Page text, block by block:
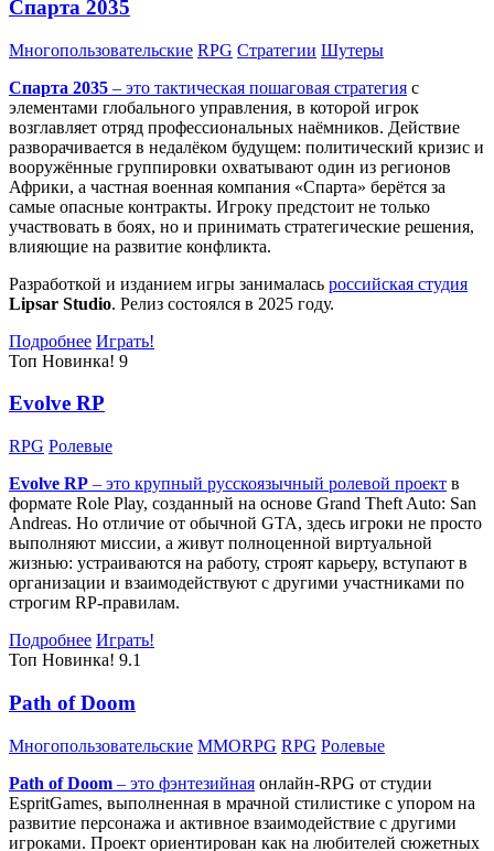
Спарта 2035
Многопользовательские RPG Стратегии Шутеры
Спарта 2035 – это тактическая пошаговая стратегия с
элементами глобального управления, в которой игрок
возглавляет отряд профессиональных наёмников. Действие
разворачивается в недалёком будущем: политический кризис и
вооружённые группировки охватывают один из регионов
Африки, а частная военная компания «Спарта» берётся за
самые опасные контракты. Игроку предстоит не только
участвовать в боях, но и принимать стратегические решения,
влияющие на развитие конфликта.
Разработкой и изданием игры занималась российская студия
Lipsar Studio. Релиз состоялся в 2025 году.
Подробнее Играть!
Топ Новинка! 9
Evolve RP
RPG Ролевые
Evolve RP – это крупный русскоязычный ролевой проект в
формате Role Play, созданный на основе Grand Theft Auto: San
Andreas. Но отличие от обычной GTA, здесь игроки не просто
выполняют миссии, а живут полноценной виртуальной
жизнью: устраиваются на работу, строят карьеру, вступают в
организации и взаимодействуют с другими участниками по
строгим RP-правилам.
Подробнее Играть!
Топ Новинка! 9.1
Path of Doom
Многопользовательские MMORPG RPG Ролевые
Path of Doom – это фэнтезийная онлайн-RPG от студии
EspritGames, выполненная в мрачной стилистике с упором на
развитие персонажа и активное взаимодействие с другими
игроками. Проект ориентирован как на любителей сюжетных